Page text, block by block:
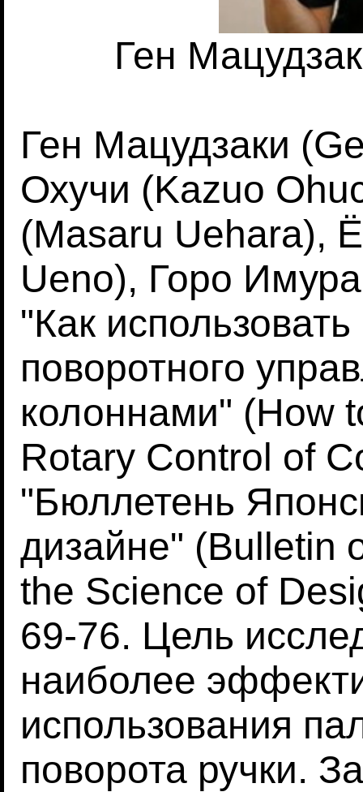
Ген
Ген Мацудзаки
Охучи (Kazuo
(Masaru Uehara),
Ueno), Горо
"Как
поворотного
колоннами" (How
Rotary Control of
"Бюллетень
дизайне" (Bulletin
the Science of
69-76. Цель
наиболее
использования
поворота ручки.